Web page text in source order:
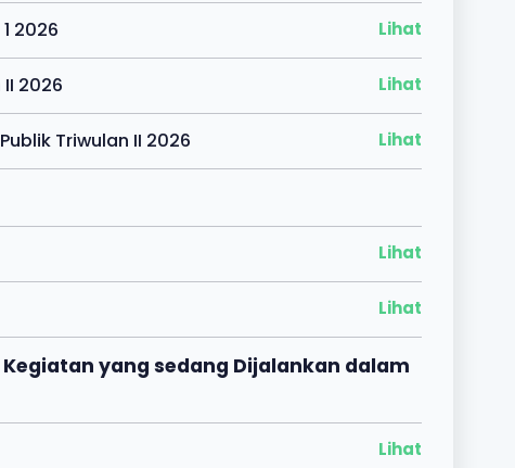
2026 Lihat
2026 Lihat
Triwulan II 2026 Lihat
Lihat
Lihat
yang sedang Dijalankan dalam
Lihat